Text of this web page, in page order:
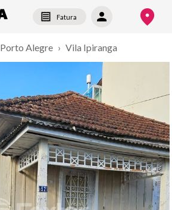
Fatura
Porto Alegre › Vila Ipiranga